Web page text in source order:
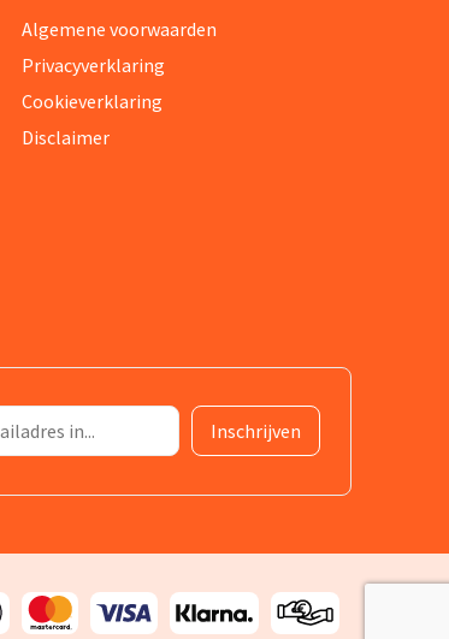
Algemene voorwaarden
Privacyverklaring
Cookieverklaring
Disclaimer